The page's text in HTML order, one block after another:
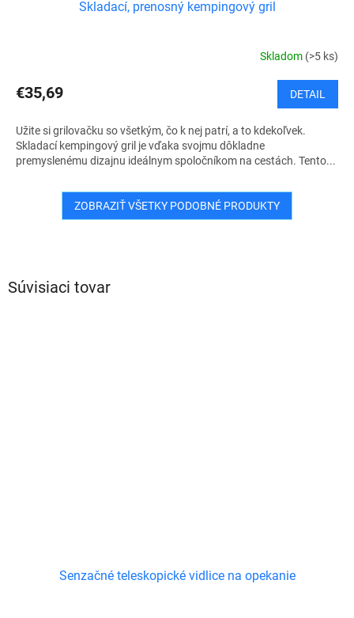
Súvisiaci tovar
Senzačné teleskopické vidlice na opekanie
Skladací, prenosný kempingový gril
Skladom (>5 ks)
€35,69 DETAIL
Užite si grilovačku so všetkým, čo k nej patrí, a to kdekoľvek.
Skladací kempingový gril je vďaka svojmu dôkladne
premyslenému dizajnu ideálnym spoločníkom na cestách. Tento...
ZOBRAZIŤ VŠETKY PODOBNÉ PRODUKTY